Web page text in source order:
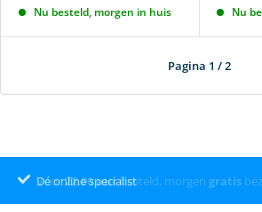
Nu besteld, morgen in huis Nu
Pagina 1 / 2
22.00uur gratis
Dé online specialist
Klantenbeoordeling 9.4